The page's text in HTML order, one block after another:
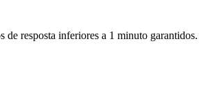
resposta inferiores a 1 minuto garantidos.